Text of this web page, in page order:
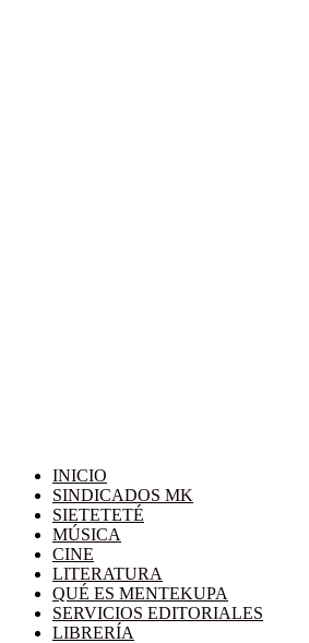
INICIO
SINDICADOS MK
SIETETETÉ
MÚSICA
CINE
LITERATURA
QUÉ ES MENTEKUPA
SERVICIOS EDITORIALES
LIBRERÍA